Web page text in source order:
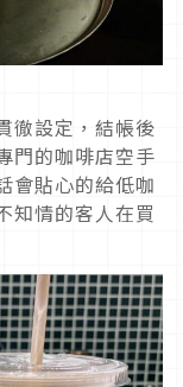
徹設定，結帳後
門的咖啡店空手
會貼心的給低咖
知情的客人在買